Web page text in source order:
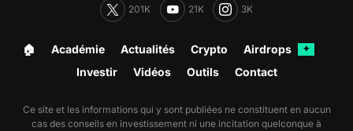
201K 21K 3K
🏠︎ Académie Actualités Crypto Airdrops ✦
Investir Vidéos Outils Contact
Ce site et les informations qui y sont publiées ne constituent en aucun
cas des conseils en investissement ni une incitation quelconque à